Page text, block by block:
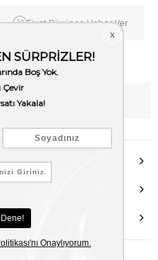
Fiyat Düşünce Haber Ver
Bilgi Al